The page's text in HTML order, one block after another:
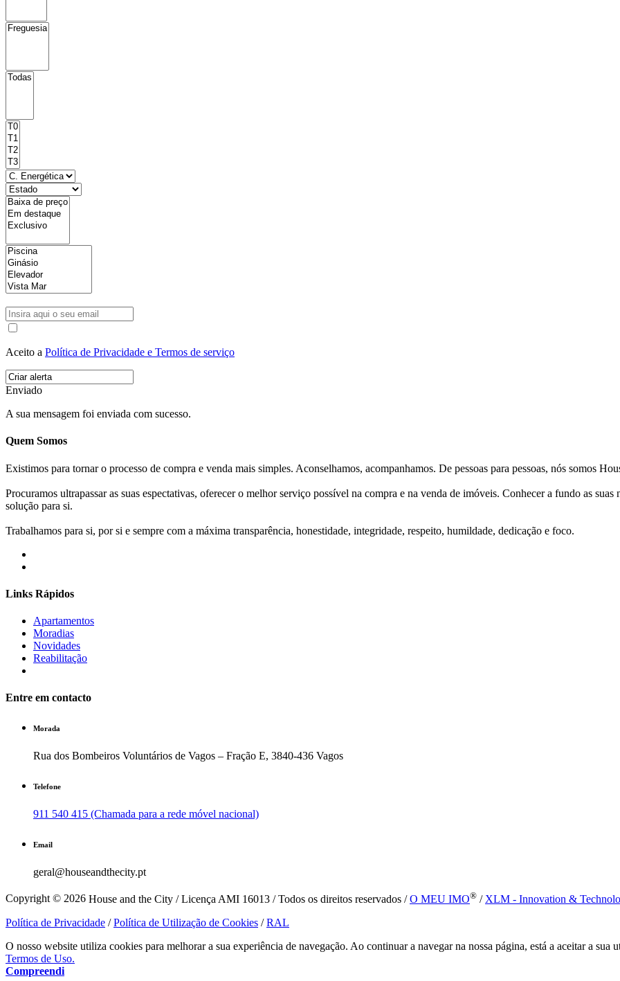
Aceito a Política de Privacidade e Termos de serviço
Enviado
A sua mensagem foi enviada com sucesso.
Quem Somos
Existimos para tornar o processo de compra e venda mais simples. Aconselhamos, acompanhamos. De pessoas para pessoas, nós somos
Procuramos ultrapassar as suas espectativas, oferecer o melhor serviço possível na compra e na venda de imóveis. Conhecer a fundo as
solução para si.
Trabalhamos para si, por si e sempre com a máxima transparência, honestidade, integridade, respeito, humildade, dedicação e foco.
Links Rápidos
Apartamentos
Moradias
Novidades
Reabilitação
Entre em contacto
Morada
Rua dos Bombeiros Voluntários de Vagos – Fração E, 3840-436 Vagos
Telefone
911 540 415 (Chamada para a rede móvel nacional)
Email
geral@houseandthecity.pt
Copyright © 2026 House and the City / Licença AMI 16013 / Todos os direitos reservados /O MEU IMO® / XLM - Innovation &
Política de Privacidade /Política de Utilização de Cookies /RAL
O nosso website utiliza cookies para melhorar a sua experiência de navegação. Ao continuar a navegar na nossa página, está a aceitar a sua
Termos de Uso.
Compreendi